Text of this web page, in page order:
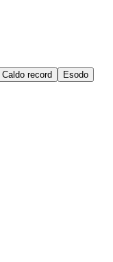
Caldo record
Esodo